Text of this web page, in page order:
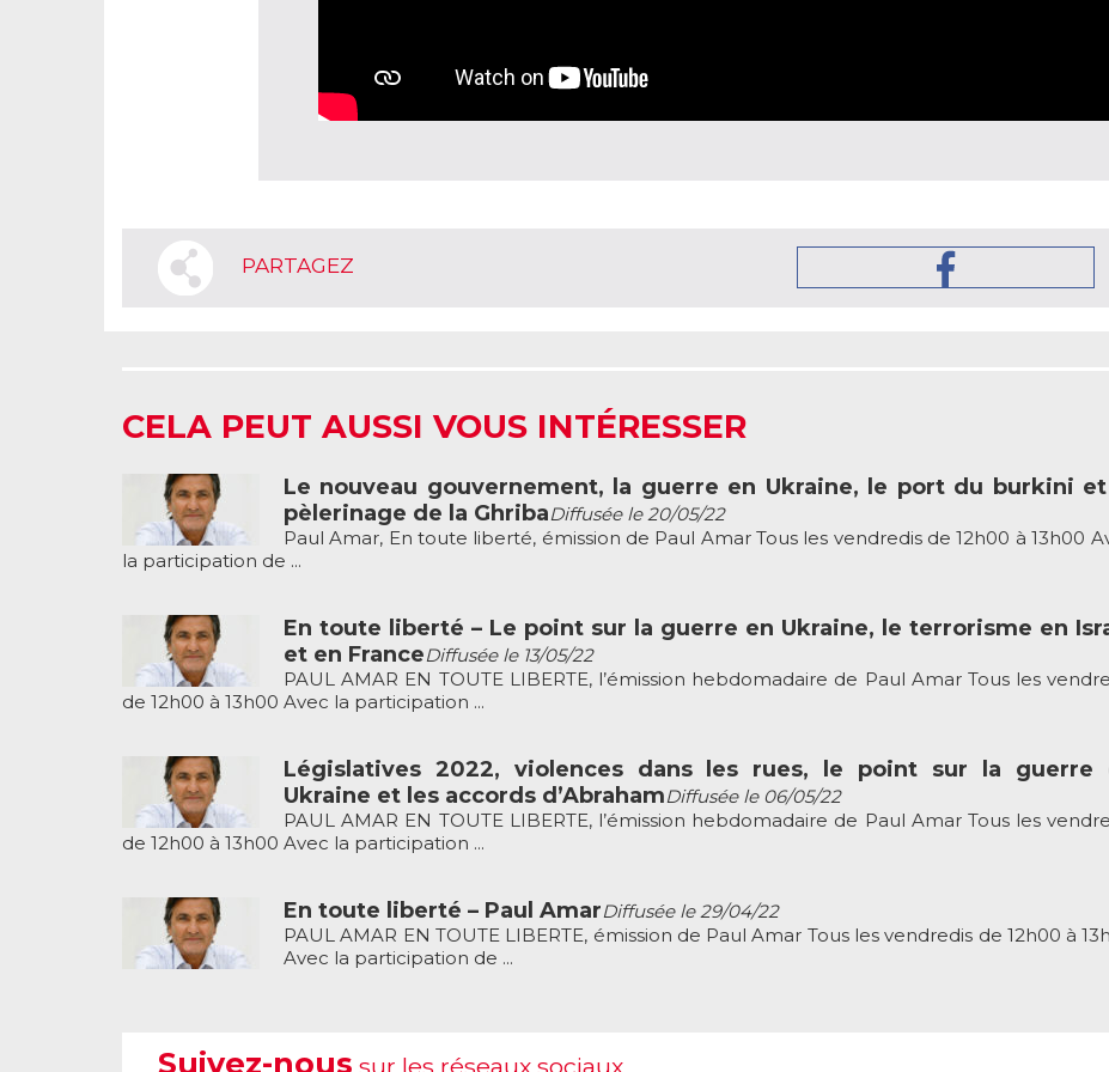
PARTAGEZ
CELA PEUT AUSSI VOUS INTÉRESSER
Le nouveau gouvernement, la guerre en Ukraine, le port du burkini
pèlerinage de la GhribaDiffusée le 20/05/22
Paul Amar, En toute liberté, émission de Paul Amar Tous les vendredis de 12h00 à 13h00
la participation de ...
En toute liberté – Le point sur la guerre en Ukraine, le terrorisme en
et en FranceDiffusée le 13/05/22
PAUL AMAR EN TOUTE LIBERTE, l’émission hebdomadaire de Paul Amar Tous les
de 12h00 à 13h00 Avec la participation ...
Législatives 2022, violences dans les rues, le point sur la guerre
Ukraine et les accords d’AbrahamDiffusée le 06/05/22
PAUL AMAR EN TOUTE LIBERTE, l’émission hebdomadaire de Paul Amar Tous les
de 12h00 à 13h00 Avec la participation ...
En toute liberté – Paul AmarDiffusée le 29/04/22
PAUL AMAR EN TOUTE LIBERTE, émission de Paul Amar Tous les vendredis de 12h00 à
Avec la participation de ...
Suivez-nous sur les réseaux sociaux